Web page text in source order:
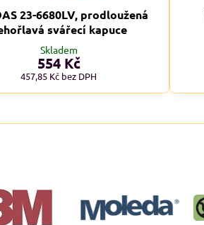
23-6680LV, prodloužená
svářecí kapuce
Skladem
554 Kč
457,85 Kč bez DPH